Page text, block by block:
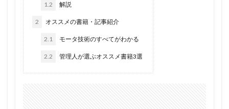
1.2 解説
2 オススメの書籍・記事紹介
2.1 モータ技術のすべてがわかる
2.2 管理人が選ぶオススメ書籍3選